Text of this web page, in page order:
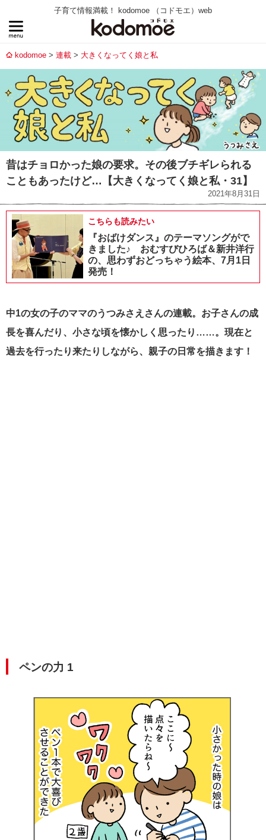
子育て情報満載！ kodomoe （コドモエ）web
kodomoe 連載 大きくなってく娘と私
昔はチョロかった娘の要求。その後ブチギレられる
こともあったけど…【大きくなってく娘と私・31】
2021年8月31日
こちらも読みたい
『おばけダンス』のテーマソングがで
きました♪ おむすびひろば＆新井洋行
の、思わずおどっちゃう絵本、7月1日
発売！
中1の女の子のママのうつみさえさんの連載。お子さんの成
長を喜んだり、小さな頃を懐かしく思ったり……。現在と
過去を行ったり来たりしながら、親子の日常を描きます！
ペンの力 1